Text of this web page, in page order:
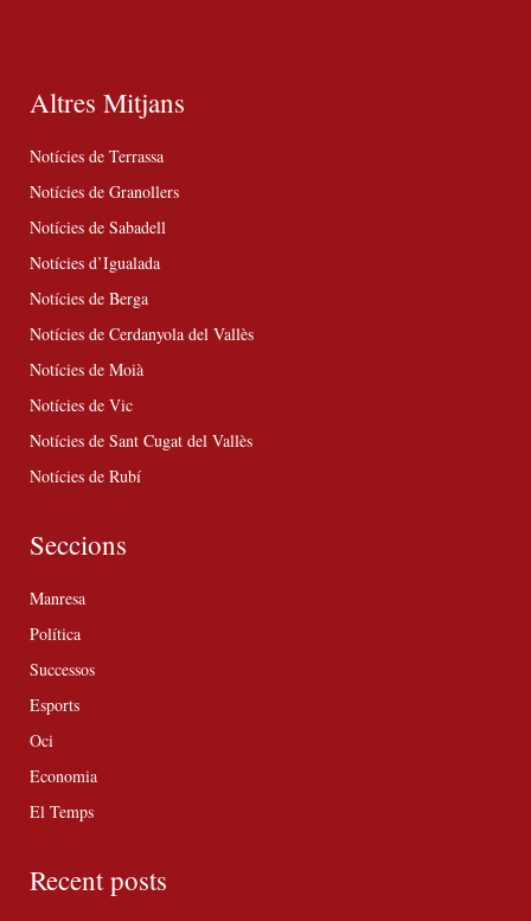
Altres Mitjans
Notícies de Terrassa
Notícies de Granollers
Notícies de Sabadell
Notícies d’Igualada
Notícies de Berga
Notícies de Cerdanyola del Vallès
Notícies de Moià
Notícies de Vic
Notícies de Sant Cugat del Vallès
Notícies de Rubí
Seccions
Manresa
Política
Successos
Esports
Oci
Economia
El Temps
Recent posts